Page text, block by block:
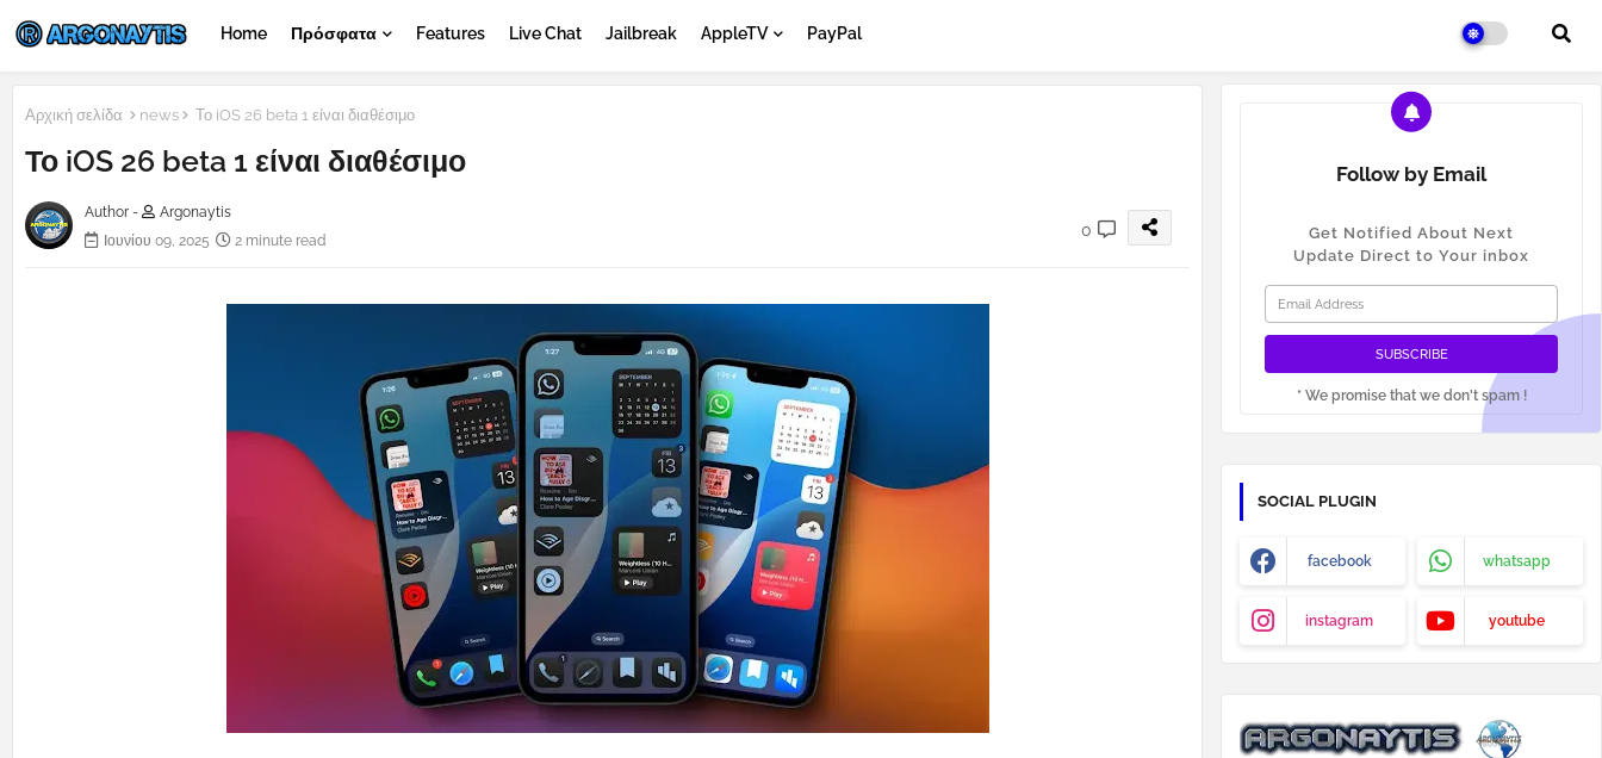
Home Πρόσφατα Features Live Chat Jailbreak AppleTV PayPal
Αρχική σελίδα news Το iOS 26 beta 1 είναι διαθέσιμο
Το iOS 26 beta 1 είναι διαθέσιμο
Author -
Argonaytis
Ιουνίου 09, 2025
2 minute read
0
Follow by Email
Get Notified About Next
Update Direct to Your inbox
* We promise that we don't spam !
SOCIAL PLUGIN
facebook whatsapp
instagram youtube